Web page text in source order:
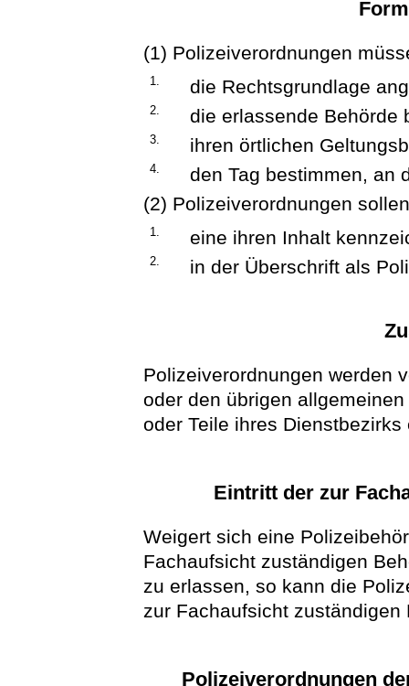
(1) Polizeiverordnungen
1. die Rechtsgrundlage
2. die erlassende Behörde
3. ihren örtlichen
4.
den Tag bestimmen, an
(2) Polizeiverordnungen
1. eine ihren Inhalt
2. in der Überschrift als
Polizeiverordnungen werden
oder den übrigen
oder Teile ihres Dienstbezirks
Eintritt der zur
Weigert sich eine
Fachaufsicht zuständigen
zu erlassen, so kann die
zur Fachaufsicht
Polizeiverordnungen